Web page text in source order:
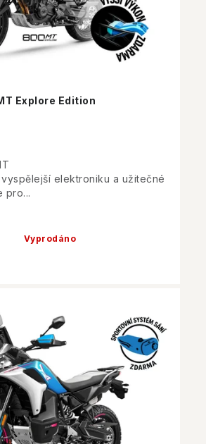
Explore Edition
Vyprodáno
elektroniku a užitečné
pro...